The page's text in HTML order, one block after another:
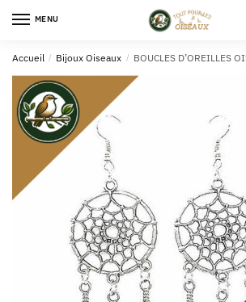
MENU
Accueil / Bijoux Oiseaux / BOUCLES D’OREILLES